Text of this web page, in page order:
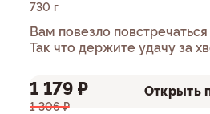
730 г
Вам повезло
Так что держите удачу за
Открыть
1 179 ₽
1 306 ₽